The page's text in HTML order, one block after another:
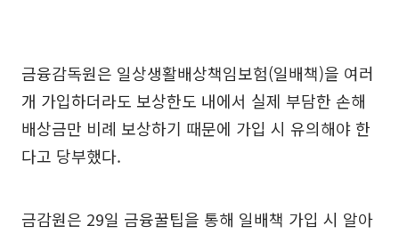
금융감독원은 일상생활배상책임보험(일배책)을 여러
개 가입하더라도 보상한도 내에서 실제 부담한 손해
배상금만 비례 보상하기 때문에 가입 시 유의해야 한
다고 당부했다.
금감원은 29일 금융꿀팁을 통해 일배책 가입 시 알아